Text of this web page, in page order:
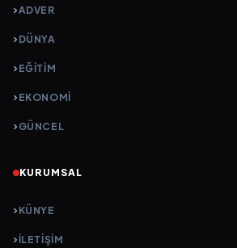
ADVER
DÜNYA
EĞİTİM
EKONOMİ
GÜNCEL
KURUMSAL
KÜNYE
İLETIŞIM